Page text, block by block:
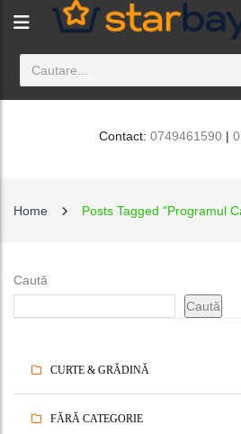
Contact: 0749461590|
Home Posts Tagged "Programul
Caută
Caută
CURTE & GRĂDINĂ
FĂRĂ CATEGORIE